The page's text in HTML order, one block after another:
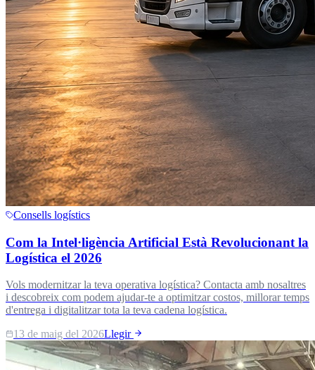
Consells logístics
Com la Intel·ligència Artificial Està Revolucionant la
Logística el 2026
Vols modernitzar la teva operativa logística? Contacta amb nosaltres
i descobreix com podem ajudar-te a optimitzar costos, millorar temps
d'entrega i digitalitzar tota la teva cadena logística.
13 de maig del 2026Llegir